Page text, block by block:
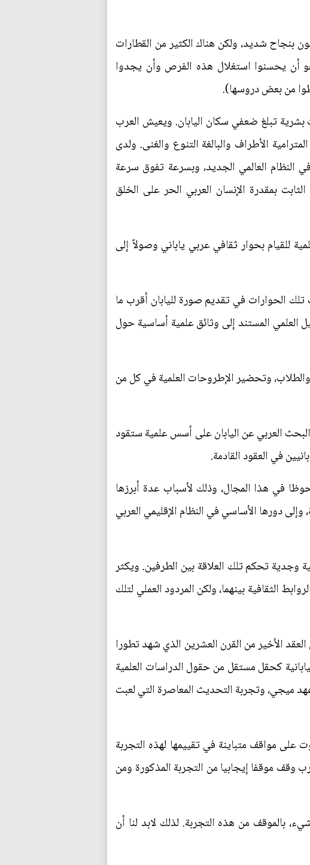
بنجاح شديد، ولكن هناك الكثير من القطارات
هو أن يحسنوا استغلال هذه الفرص وأن يجدوا
من بعض دروسها).
بشرية تبلغ ضعفي سكان اليابان. ويعيش العرب
الأطراف والبالغة التنوع والغنى. ولدى
النظام العالمي الجديد، وبسرعة تفوق سرعة
بمقدرة الإنسان العربي الحر على الخلق
للقيام بحوار ثقافي عربي ياباني وصولاً إلى
التي جرت في طوكيو عامي 1978 و1979. وقد ساهمت تلك الحوارات في تقديم صورة لليابان أقرب ما
العلمي المستند إلى وثائق علمية أساسية حول
والطلاب، وتحضير الإطروحات العلمية في كل من
العربي عن اليابان على أسس علمية ستقود
في العقود القادمة.
في هذا المجال، وذلك لأسباب عدة أبرزها
دورها الأساسي في النظام الإقليمي العربي
وجدية تحكم تلك العلاقة بين الطرفين. ويكثر
الثقافية بينهما، ولكن المردود العملي لتلك
الأخير من القرن العشرين الذي شهد تطورا
كحقل مستقل من حقول الدراسات العلمية
ميجي، وتجربة التحديث المعاصرة التي لعبت
على مواقف متباينة في تقييمها لهذه التجربة
وقف موقفا إيجابيا من التجربة المذكورة ومن
بالموقف من هذه التجربة. لذلك لابد لنا أن